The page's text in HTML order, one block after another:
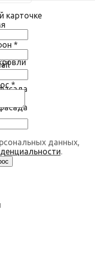
карточке
*
*
данных,
.